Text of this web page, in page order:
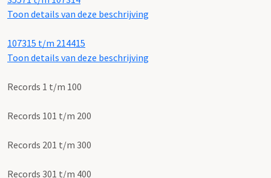
Toon details van deze beschrijving
107315 t/m 214415
Toon details van deze beschrijving
Records 1 t/m 100
Records 101 t/m 200
Records 201 t/m 300
Records 301 t/m 400